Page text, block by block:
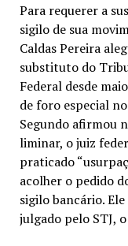
Para requerer a
sigilo de sua
Caldas Pereira
substituto do
Federal desde
de foro especial
Segundo afirmou
liminar, o juiz
praticado
acolher o pedido
sigilo bancário.
julgado pelo STJ,